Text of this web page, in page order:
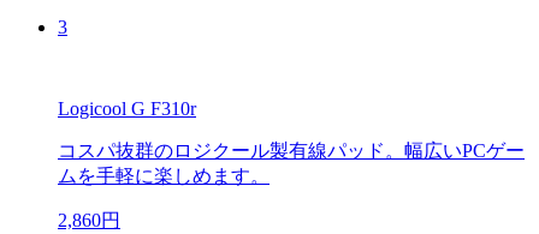
3
Logicool G F310r
コスパ抜群のロジクール製有線パッド。幅広いPCゲー
ムを手軽に楽しめます。
2,860円